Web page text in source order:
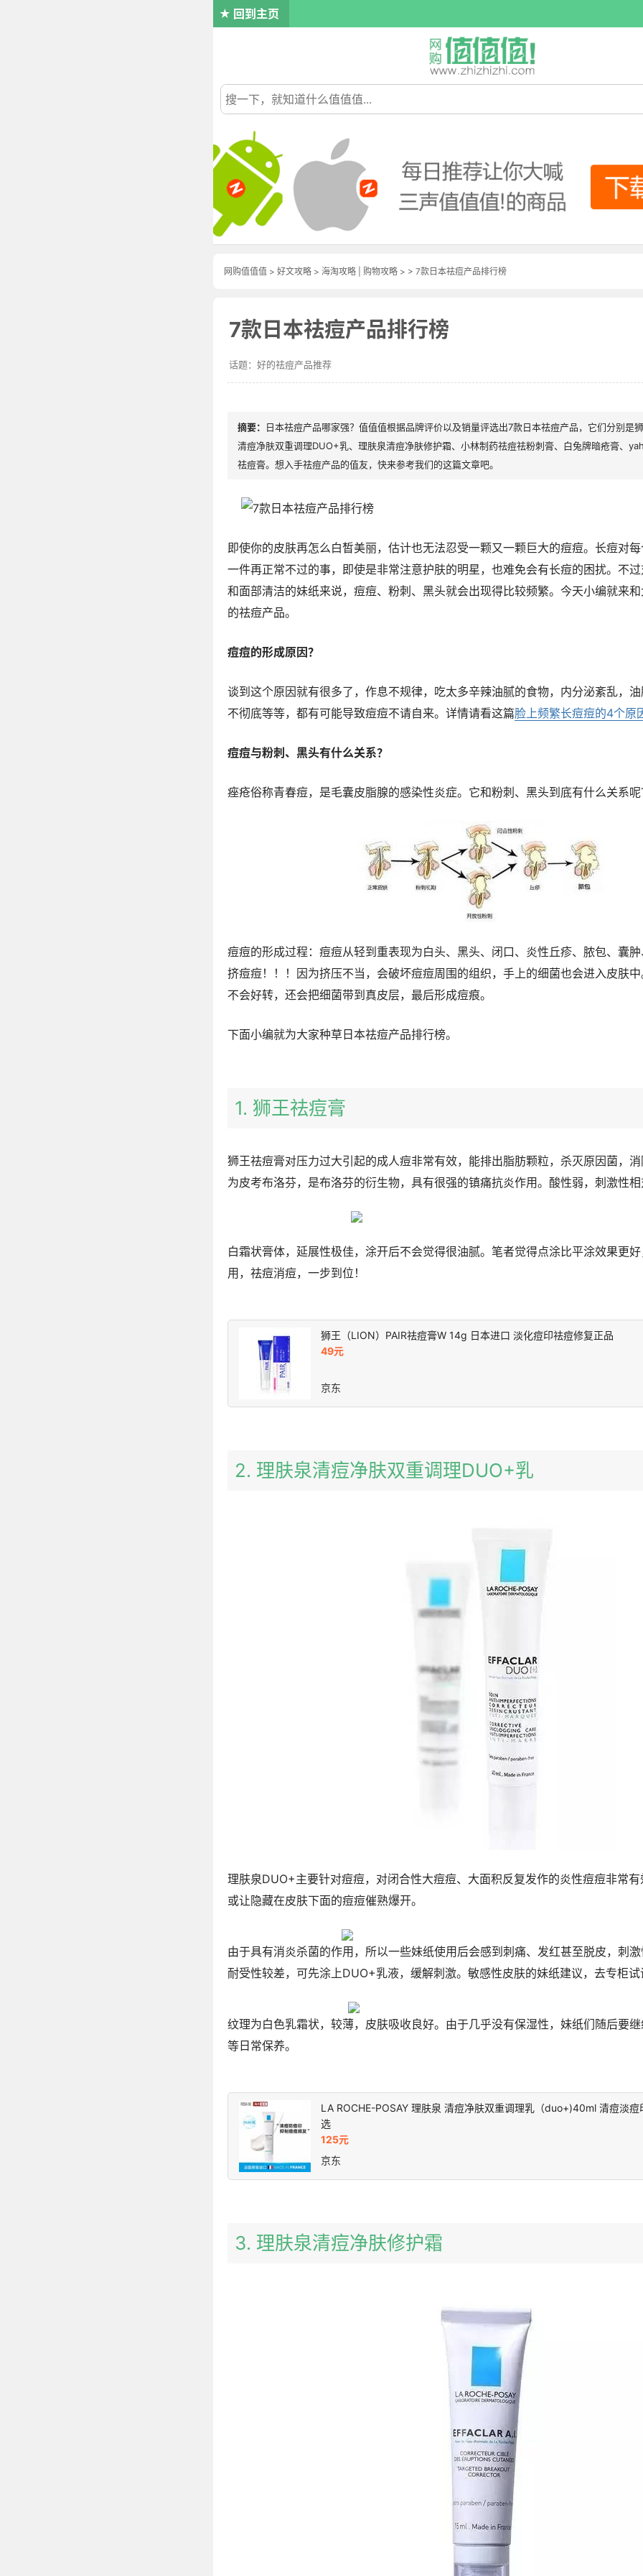
回到主页
网购值值值 > 好文攻略 > 海淘攻略 购物攻略 > > 7款日本祛痘产品排行榜
7款日本祛痘产品排行榜
好的祛痘产品推荐
日本祛痘产品哪家强？值值值根据品牌评价以及销量评选出7款日本祛痘产品，它们分别是
清痘净肤双重调理DUO+乳、理肤泉清痘净肤修护霜、小林制药祛痘祛粉刺膏、白兔牌暗疮膏、
祛痘膏。想入手祛痘产品的值友，快来参考我们的这篇文章吧。
即使你的皮肤再怎么白皙美丽，估计也无法忍受一颗又一颗巨大的痘痘。长痘对
一件再正常不过的事，即使是非常注意护肤的明星，也难免会有长痘的困扰。不
和面部清洁的妹纸来说，痘痘、粉刺、黑头就会出现得比较频繁。今天小编就来
的祛痘产品。
痘痘的形成原因？
谈到这个原因就有很多了，作息不规律，吃太多辛辣油腻的食物，内分泌紊乱，
不彻底等等，都有可能导致痘痘不请自来。详情请看这篇脸上频繁长痘痘的4个原
痘痘与粉刺、黑头有什么关系？
痤疮俗称青春痘，是毛囊皮脂腺的感染性炎症。它和粉刺、黑头到底有什么关系
痘痘的形成过程：痘痘从轻到重表现为白头、黑头、闭口、炎性丘疹、脓包、囊
挤痘痘！！！因为挤压不当，会破坏痘痘周围的组织，手上的细菌也会进入皮肤
不会好转，还会把细菌带到真皮层，最后形成痘痕。
下面小编就为大家种草日本祛痘产品排行榜。
1. 狮王祛痘膏
狮王祛痘膏对压力过大引起的成人痘非常有效，能排出脂肪颗粒，杀灭原因菌，
为皮考布洛芬，是布洛芬的衍生物，具有很强的镇痛抗炎作用。酸性弱，刺激性
白霜状膏体，延展性极佳，涂开后不会觉得很油腻。笔者觉得点涂比平涂效果更
用，祛痘消痘，一步到位！
狮王（LION）PAIR祛痘膏W 14g 日本进口 淡化痘印祛痘修复正品
49元
京东
2. 理肤泉清痘净肤双重调理DUO+乳
理肤泉DUO+主要针对痘痘，对闭合性大痘痘、大面积反复发作的炎性痘痘非常
或让隐藏在皮肤下面的痘痘催熟爆开。
由于具有消炎杀菌的作用，所以一些妹纸使用后会感到刺痛、发红甚至脱皮，刺
耐受性较差，可先涂上DUO+乳液，缓解刺激。敏感性皮肤的妹纸建议，去专柜
纹理为白色乳霜状，较薄，皮肤吸收良好。由于几乎没有保湿性，妹纸们随后要
等日常保养。
LA ROCHE-POSAY 理肤泉 清痘净肤双重调理乳（duo+)40ml 清痘淡
选
125元
京东
3. 理肤泉清痘净肤修护霜